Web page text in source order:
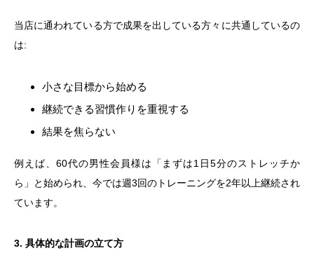
当店に通われている方で成果を出している方々に共通しているの
は:
小さな目標から始める
継続できる習慣作りを重視する
結果を焦らない
例えば、60代の男性会員様は「まずは1日5分のストレッチか
ら」と始められ、今では週3回のトレーニングを2年以上継続され
ています。
3. 具体的な計画の立て方